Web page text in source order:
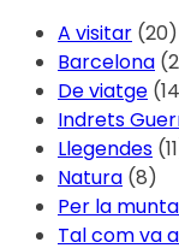
A visitar (20)
Barcelona
De viatge
Indrets
Llegendes
Natura (8)
Per la
Tal com va